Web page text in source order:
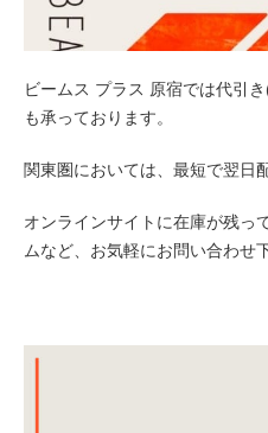
ビームス プラス 原宿では代引
も承っております。
関東圏においては、最短で翌日
オンラインサイトに在庫が残っ
ムなど、お気軽にお問い合わせ